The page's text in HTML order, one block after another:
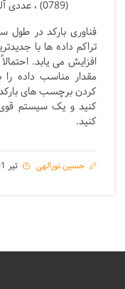
(0789) ، عددی آلفا (4،296) و باینری (2953).
فناوری بارکد در طول
تراکم داده ها با
افزایش می یابد.
مقدار مناسب داده
کردن برچسب های بارکد
کنید و یک سیستم قوی
کنید.
حسین نورالهی تیر 1401